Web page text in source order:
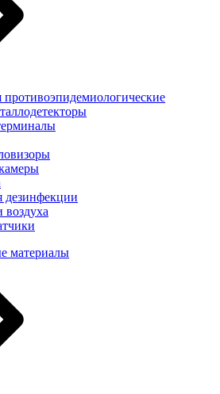
дезинфекции
воздуха
материалы